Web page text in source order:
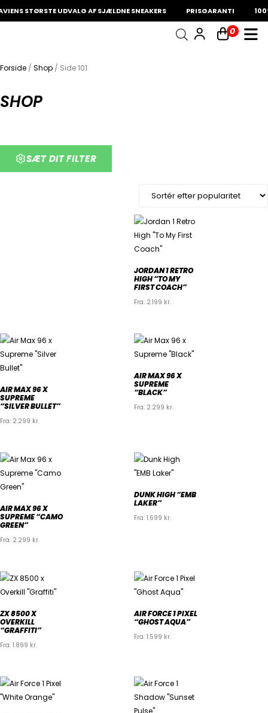
STØRSTE UDVALG AF SJÆLDNE SNEAKERS PRISGARANTI
0
Din kurv er tom.
Forside / Shop / Side 101
SHOP
SÆT DIT FILTER
JORDAN 1 RETRO
HIGH “TO MY
FIRST COACH”
Fra: 2.199 kr.
AIR MAX 96 X
SUPREME
“SILVER BULLET”
Fra: 2.299 kr.
AIR MAX 96 X
SUPREME
“BLACK”
Fra: 2.299 kr.
AIR MAX 96 X
SUPREME “CAMO
GREEN”
Fra: 2.299 kr.
DUNK HIGH “EMB
LAKER”
Fra: 1.699 kr.
ZX 8500 X
OVERKILL
“GRAFFITI”
Fra: 1.899 kr.
AIR FORCE 1 PIXEL
“GHOST AQUA”
Fra: 1.599 kr.